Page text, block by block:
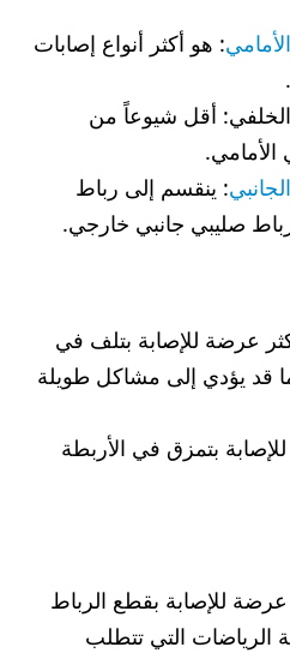
: هو أكثر أنواع إصابات
الخلفي: أقل شيوعاً من
الأمامي.
: ينقسم إلى رباط
صليبي جانبي خارجي.
عرضة للإصابة بتلف في
قد يؤدي إلى مشاكل طويلة
بتمزق في الأربطة
عرضة للإصابة بقطع الرباط
التي تتطلب